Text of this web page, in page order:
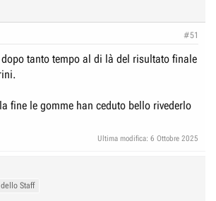
#51
tanto tempo al di là del risultato finale
fine le gomme han ceduto bello rivederlo
Ultima modifica: 6 Ottobre 2025
Staff